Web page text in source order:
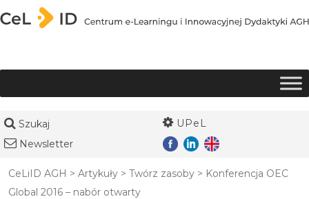
Przejdź do treści
Szukaj
UPeL
Newsletter
CeLiID AGH > Artykuły > Twórz zasoby > Konferencja OEC
Global 2016 – nabór otwarty